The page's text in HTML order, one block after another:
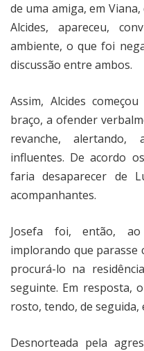
de uma amiga, em
Alcides, apareceu,
ambiente, o que foi
discussão entre ambos.
Assim, Alcides
braço, a ofender
revanche,
influentes. De acordo
faria desaparecer de
acompanhantes.
Josefa foi, então, ao
implorando que parasse
procurá-lo na
seguinte. Em resposta,
rosto, tendo, de
Desnorteada pela